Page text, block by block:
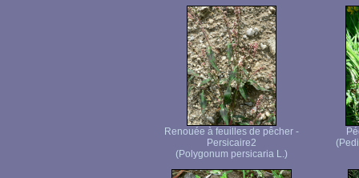
Renouée à feuilles de pêcher -
Persicaire2
(Polygonum persicaria L.)